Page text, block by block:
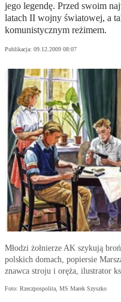
jego legendę. Przed swoim
latach II wojny światowej, a
komunistycznym reżimem.
Publikacja: 09.12.2009 08:07
Młodzi żołnierze AK szykują
polskich domach, popiersie
znawca stroju i oręża, ilustrator
Foto: Rzeczpospolita, MS Marek Szyszko